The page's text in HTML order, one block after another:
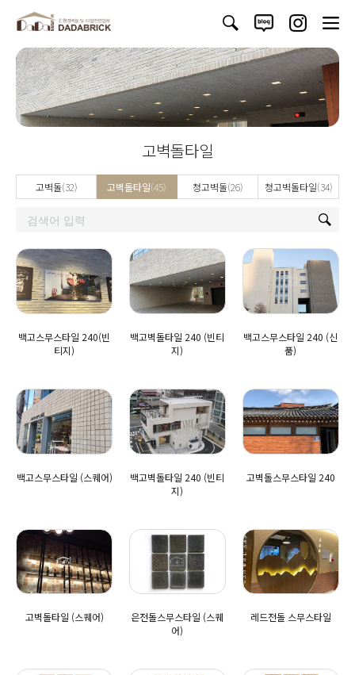
고벽돌타일
고벽돌(32) 고벽돌타일(45) 청고벽돌(26) 청고벽돌타일(34)
백고스무스타일 240(빈
티지)
백고벽돌타일 240 (빈티
지)
백고스무스타일 240 (신
품)
백고스무스타일 (스퀘어)
백고벽돌타일 240 (빈티
지)
고벽돌스무스타일 240
고벽돌타일 (스퀘어)
은전돌스무스타일 (스퀘
어)
레드전돌 스무스타일